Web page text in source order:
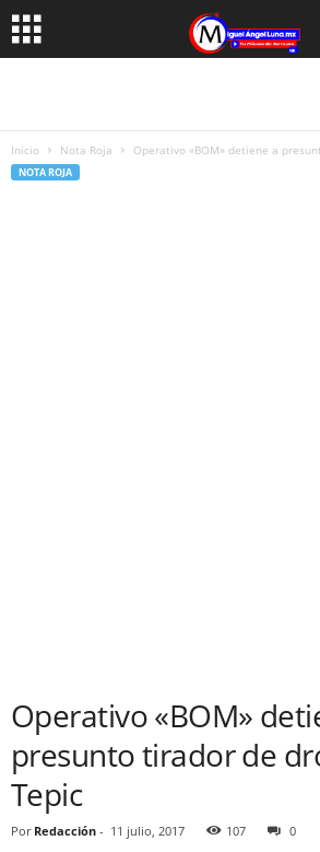
Inicio Nota Roja Operativo «BOM» detiene a
NOTA ROJA
Operativo «BOM»
presunto tirador de
Tepic
Por Redacción - 11 julio, 2017 107 0